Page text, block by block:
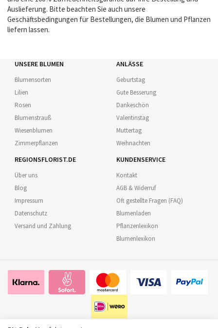
Auslieferung. Bitte beachten Sie auch unsere
Geschäftsbedingungen für Bestellungen, die Blumen und Pflanzen
liefern lassen.
UNSERE BLUMEN
Blumensorten
Lilien
Rosen
Blumenstrauß
Wiesenblumen
Zimmerpflanzen
ANLÄSSE
Geburtstag
Gute Besserung
Dankeschön
Valentinstag
Muttertag
Weihnachten
REGIONSFLORIST.DE
Über uns
Blog
Impressum
Datenschutz
Versand und Zahlung
KUNDENSERVICE
Kontakt
AGB & Widerruf
Oft gestellte Fragen (FAQ)
Blumenladen
Pflanzenlexikon
Blumenlexikon